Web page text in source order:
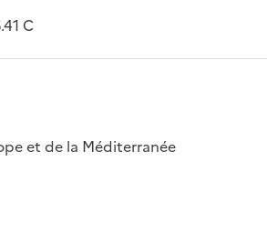
C
et de la Méditerranée